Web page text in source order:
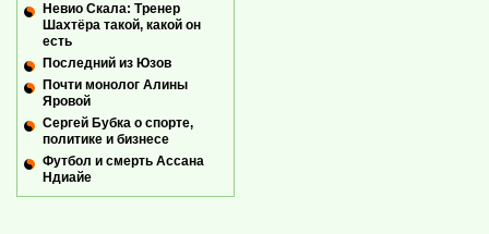
Невио Скала: Тренер
Шахтёра такой, какой он
есть
Последний из Юзов
Почти монолог Алины
Яровой
Сергей Бубка о спорте,
политике и бизнесе
Футбол и смерть Ассана
Ндиайе